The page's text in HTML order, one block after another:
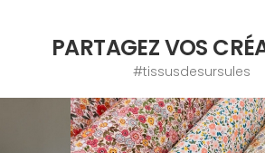
PARTAGEZ VOS
#tissusdesursules